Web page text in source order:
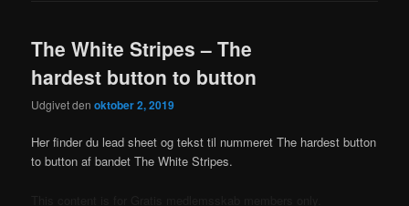
The White Stripes – The
hardest button to button
Udgivet denoktober 2, 2019
Her finder du lead sheet og tekst til nummeret The hardest button
to button af bandet The White Stripes.